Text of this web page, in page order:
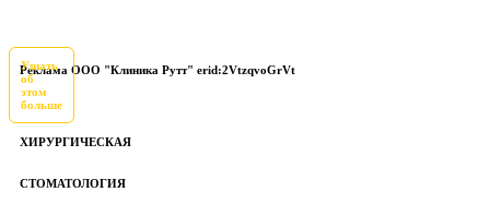
Реклама ООО "Клиника Рутт" erid:2VtzqvoGrVt
Узнать
об
этом
больше
ХИРУРГИЧЕСКАЯ
СТОМАТОЛОГИЯ